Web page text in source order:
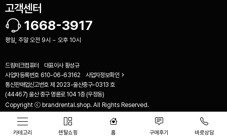
고객센터
1668-3917
평일, 주말 오전 9시 ~ 오후 10시
드림테크컴퓨터 대표이사 황성규
사업자등록번호 610-06-63162
사업자정보확인
통신판매업신고번호 제 2023-울산중구-0313 호
(44467) 울산 중구 명륜로 104 1층 (우정동)
Copyright ⓒ brandrental.shop. All Rights Reserved.
카테고리 렌탈쇼핑 홈 구매후기 바로상담
비교하기(0)